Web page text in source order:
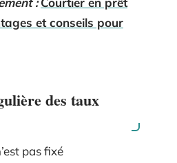
et conseils pour
des taux
pas fixé